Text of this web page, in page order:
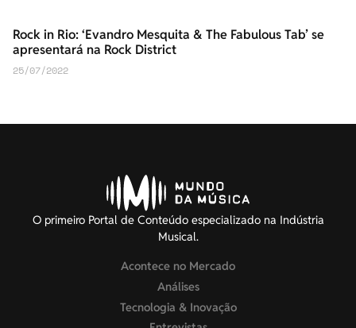
Rock in Rio: ‘Evandro Mesquita & The Fabulous Tab’ se
apresentará na Rock District
25/07/2022
O primeiro Portal de Conteúdo especializado na Indústria
Musical.
Acontece no Mercado
Análises
Tecnologia & Inovação